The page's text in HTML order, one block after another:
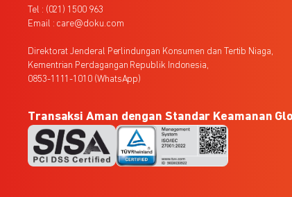
Tel : (021) 1500 963
Email : care@doku.com
Direktorat Jenderal Perlindungan Konsumen dan Tertib Niaga,
Kementrian Perdagangan Republik Indonesia,
0853-1111-1010 (WhatsApp)
Transaksi Aman dengan Standar Keamanan